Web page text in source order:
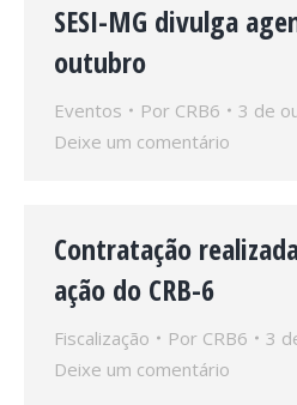
SESI-MG divulga
outubro
Eventos Por CRB6
3 de
Deixe um comentário
Contratação
ação do CRB-6
Fiscalização Por CRB6
3
Deixe um comentário